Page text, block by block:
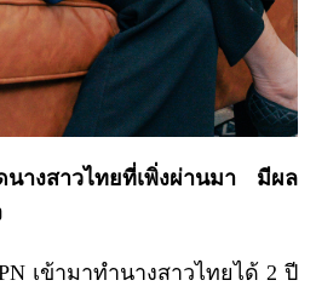
างสาวไทยที่เพิ่งผ่านมา มีผล
เข้ามาทำนางสาวไทยได้ 2 ปี